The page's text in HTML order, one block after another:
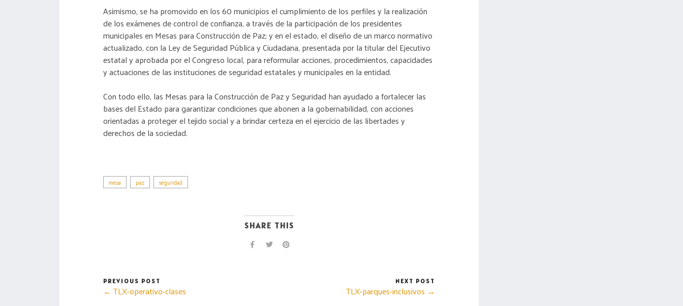
Asimismo, se ha promovido en los 60 municipios el cumplimiento de los perfiles y la realización
de los exámenes de control de confianza, a través de la participación de los presidentes
municipales en Mesas para Construcción de Paz; y en el estado, el diseño de un marco normativo
actualizado, con la Ley de Seguridad Pública y Ciudadana, presentada por la titular del Ejecutivo
estatal y aprobada por el Congreso local, para reformular acciones, procedimientos, capacidades
y actuaciones de las instituciones de seguridad estatales y municipales en la entidad.
Con todo ello, las Mesas para la Construcción de Paz y Seguridad han ayudado a fortalecer las
bases del Estado para garantizar condiciones que abonen a la gobernabilidad, con acciones
orientadas a proteger el tejido social y a brindar certeza en el ejercicio de las libertades y
derechos de la sociedad.
mesa paz seguridad
SHARE THIS
PREVIOUS POST
← TLX-operativo-clases
NEXT POST
TLX-parques-inclusivos →